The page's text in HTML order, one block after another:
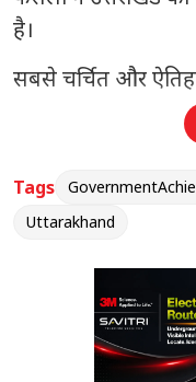
है।
सबसे चर्चित और
संहिता (यूसीसी) को
पहला राज्य बना,
नागरिकों के लिए
बढ़ाया। सरकार का
न्याय की भावना
पर भी व्यापक चर्चा
बड़ी उपलब्धियों में
संबंधित खबरें
Tags
Uttarakhand